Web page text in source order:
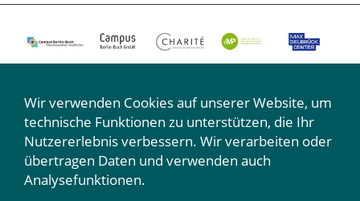
Wir machen mit:
Wir verwenden Cookies auf unserer Website, um
technische Funktionen zu unterstützen, die Ihr
Nutzererlebnis verbessern. Wir verarbeiten oder
übertragen Daten und verwenden auch
Analysefunktionen.